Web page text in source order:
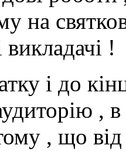
на
!
і до
,
, що